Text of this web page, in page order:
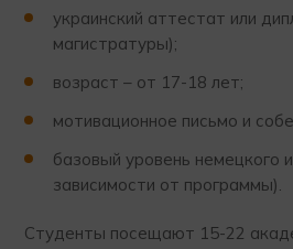
украинский аттестат или
магистратуры);
возраст – от 17-18 лет;
мотивационное письмо и
базовый уровень немецкого
зависимости от программы).
Студенты посещают 15-22